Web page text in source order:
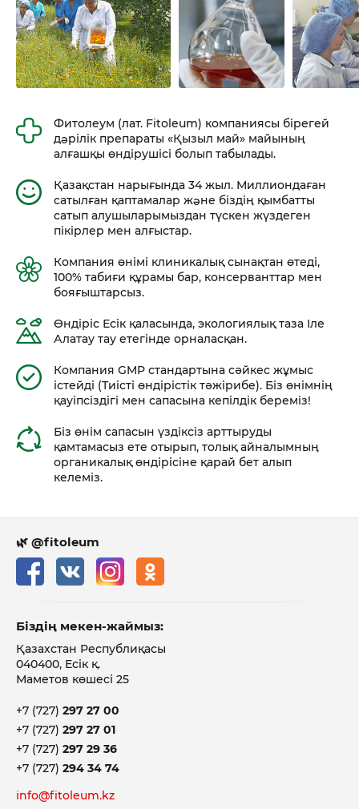
Фитолеум (лат. Fitoleum) компаниясы бірегей
дəрілік препараты «Қызыл май» майының
алғашқы өндірушісі болып табылады.
Қазақстан нарығында 34 жыл. Миллиондаған
сатылған қаптамалар жəне біздің қымбатты
сатып алушыларымыздан түскен жүздеген
пікірлер мен алғыстар.
Компания өнімі клиникалық сынақтан өтеді,
100% табиғи құрамы бар, консерванттар мен
бояғыштарсыз.
Өндіріс Есік қаласында, экологиялық таза Іле
Алатау тау етегінде орналасқан.
Компания GMP стандартына сәйкес жұмыс
істейді (Тиісті өндірістік тәжірибе). Біз өнімнің
қауіпсіздігі мен сапасына кепілдік береміз!
Біз өнім сапасын үздіксіз арттыруды
қамтамасыз ете отырып, толық айналымның
органикалық өндірісіне қарай бет алып
келеміз.
🌿 @fitoleum
Біздің мекен-жаймыз:
Қазахстан Республиқасы
040400, Есік қ.
Маметов көшесі 25
+7 (727) 297 27 00
+7 (727) 297 27 01
+7 (727) 297 29 36
+7 (727) 294 34 74
info@fitoleum.kz